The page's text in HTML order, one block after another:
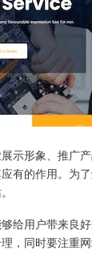
示形象、推广
有的作用。为
给用户带来良
，同时要注重